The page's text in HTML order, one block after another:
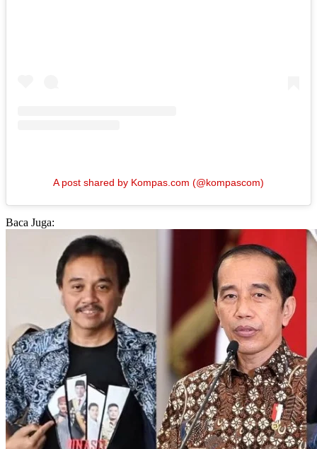
A post shared by Kompas.com (@kompascom)
Baca Juga: